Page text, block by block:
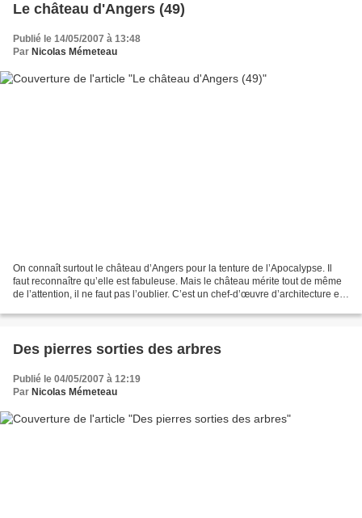
Le château d'Angers (49)
Publié le 14/05/2007 à 13:48
Par Nicolas Mémeteau
On connaît surtout le château d’Angers pour la tenture de l’Apocalypse. Il
faut reconnaître qu’elle est fabuleuse. Mais le château mérite tout de même
de l’attention, il ne faut pas l’oublier. C’est un chef-d’œuvre d’architecture et
Des pierres sorties des arbres
Publié le 04/05/2007 à 12:19
Par Nicolas Mémeteau